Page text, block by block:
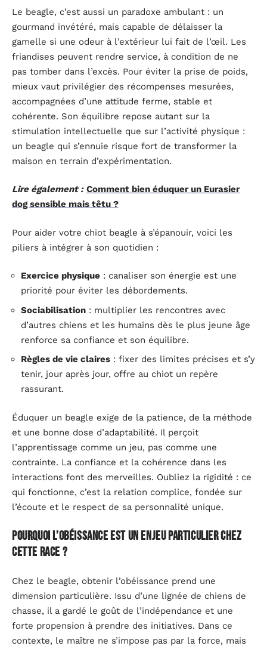
Le beagle, c’est aussi un paradoxe ambulant : un
gourmand invétéré, mais capable de délaisser la
gamelle si une odeur à l’extérieur lui fait de l’œil. Les
friandises peuvent rendre service, à condition de ne
pas tomber dans l’excès. Pour éviter la prise de poids,
mieux vaut privilégier des récompenses mesurées,
accompagnées d’une attitude ferme, stable et
cohérente. Son équilibre repose autant sur la
stimulation intellectuelle que sur l’activité physique :
un beagle qui s’ennuie risque fort de transformer la
maison en terrain d’expérimentation.
Lire également : Comment bien éduquer un Eurasier
dog sensible mais têtu ?
Pour aider votre chiot beagle à s’épanouir, voici les
piliers à intégrer à son quotidien :
Exercice physique : canaliser son énergie est une
priorité pour éviter les débordements.
Sociabilisation : multiplier les rencontres avec
d’autres chiens et les humains dès le plus jeune âge
renforce sa confiance et son équilibre.
Règles de vie claires : fixer des limites précises et s’y
tenir, jour après jour, offre au chiot un repère
rassurant.
Éduquer un beagle exige de la patience, de la méthode
et une bonne dose d’adaptabilité. Il perçoit
l’apprentissage comme un jeu, pas comme une
contrainte. La confiance et la cohérence dans les
interactions font des merveilles. Oubliez la rigidité : ce
qui fonctionne, c’est la relation complice, fondée sur
l’écoute et le respect de sa personnalité unique.
Pourquoi l’obéissance est un enjeu particulier chez
cette race ?
Chez le beagle, obtenir l’obéissance prend une
dimension particulière. Issu d’une lignée de chiens de
chasse, il a gardé le goût de l’indépendance et une
forte propension à prendre des initiatives. Dans ce
contexte, le maître ne s’impose pas par la force, mais